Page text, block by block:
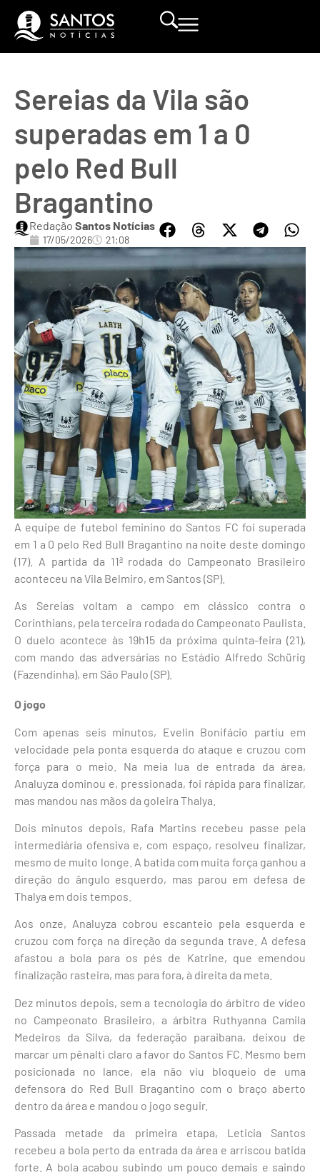
Sereias da Vila são
superadas em 1 a 0
pelo Red Bull
Bragantino
Redação Santos Notícias
17/05/2026 21:08
A equipe de futebol feminino do Santos FC foi superada
em 1 a 0 pelo Red Bull Bragantino na noite deste domingo
(17). A partida da 11ª rodada do Campeonato Brasileiro
aconteceu na Vila Belmiro, em Santos (SP).
As Sereias voltam a campo em clássico contra o
Corinthians, pela terceira rodada do Campeonato Paulista.
O duelo acontece às 19h15 da próxima quinta-feira (21),
com mando das adversárias no Estádio Alfredo Schürig
(Fazendinha), em São Paulo (SP).
O jogo
Com apenas seis minutos, Evelin Bonifácio partiu em
velocidade pela ponta esquerda do ataque e cruzou com
força para o meio. Na meia lua de entrada da área,
Analuyza dominou e, pressionada, foi rápida para finalizar,
mas mandou nas mãos da goleira Thalya.
Dois minutos depois, Rafa Martins recebeu passe pela
intermediária ofensiva e, com espaço, resolveu finalizar,
mesmo de muito longe. A batida com muita força ganhou a
direção do ângulo esquerdo, mas parou em defesa de
Thalya em dois tempos.
Aos onze, Analuyza cobrou escanteio pela esquerda e
cruzou com força na direção da segunda trave. A defesa
afastou a bola para os pés de Katrine, que emendou
finalização rasteira, mas para fora, à direita da meta.
Dez minutos depois, sem a tecnologia do árbitro de vídeo
no Campeonato Brasileiro, a árbitra Ruthyanna Camila
Medeiros da Silva, da federação paraibana, deixou de
marcar um pênalti claro a favor do Santos FC. Mesmo bem
posicionada no lance, ela não viu bloqueio de uma
defensora do Red Bull Bragantino com o braço aberto
dentro da área e mandou o jogo seguir.
Passada metade da primeira etapa, Leticia Santos
recebeu a bola perto da entrada da área e arriscou batida
forte. A bola acabou subindo um pouco demais e saindo